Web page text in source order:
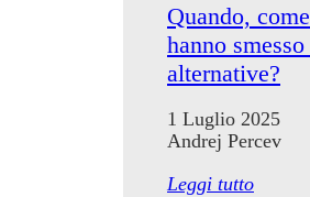
Quando,
hanno
alternative?
1 Luglio 2025
Andrej Percev
Leggi tutto